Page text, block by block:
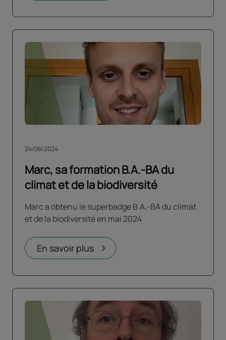
Marc, sa formation B.A.-BA du
climat et de la biodiversité
24/06/2024
Marc a obtenu le superbadge B.A.-BA du climat
et de la biodiversité en mai 2024
En savoir plus